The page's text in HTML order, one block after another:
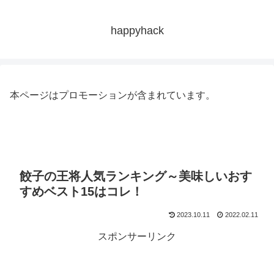
happyhack
本ページはプロモーションが含まれています。
餃子の王将人気ランキング～美味しいおす
すめベスト15はコレ！
2023.10.11 2022.02.11
スポンサーリンク